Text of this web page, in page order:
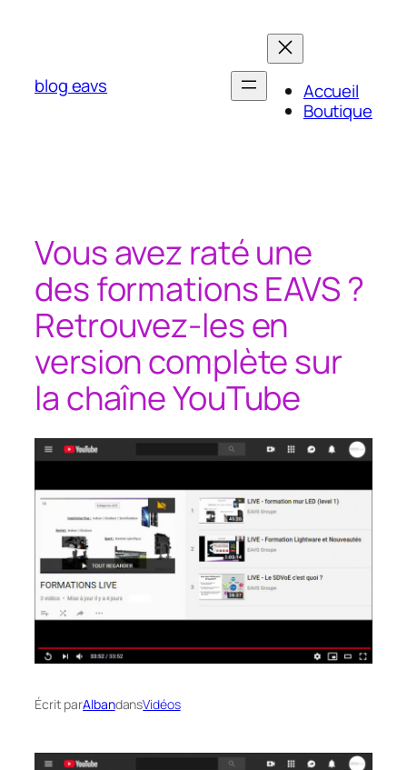
blog eavs
Accueil
Boutique
Vous avez raté une
des formations EAVS ?
Retrouvez-les en
version complète sur
la chaîne YouTube
Écrit parAlbandansVidéos